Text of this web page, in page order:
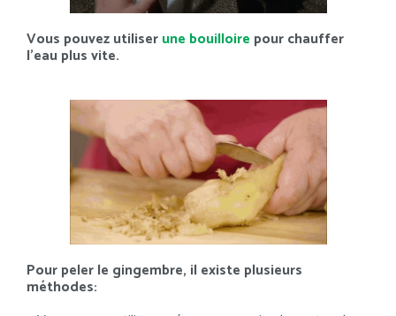
Vous pouvez utiliserune bouilloire pour chauffer
l’eau plus vite.
Pour peler le gingembre, il existe plusieurs
méthodes: